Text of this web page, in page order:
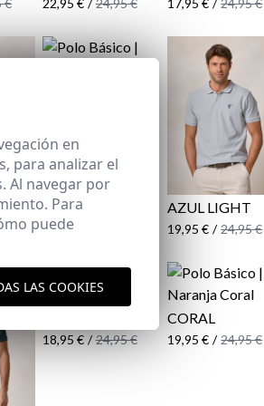
€ 22,95 € / 24,95 € 17,95 € / 24,95 €
€
AZUL LIGHT
19,95 € / 24,95 €
18,95 € / 24,95 €
CORAL
19,95 € / 24,95 €
en
para analizar el
Al navegar por
Para
puede
LAS COOKIES